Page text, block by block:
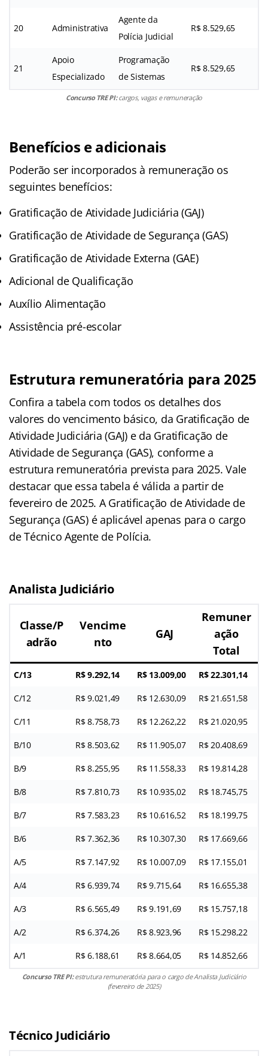
20 Administrativa
Agente da
Polícia Judicial
R$ 8.529,65
21
Apoio
Especializado
Programação
de Sistemas
R$ 8.529,65
Concurso TRE PI:cargos, vagas e remuneração
Benefícios e adicionais
Poderão ser incorporados à remuneração os
seguintes benefícios:
Gratificação de Atividade Judiciária (GAJ)
Gratificação de Atividade de Segurança (GAS)
Gratificação de Atividade Externa (GAE)
Adicional de Qualificação
Auxílio Alimentação
Assistência pré-escolar
Estrutura remuneratória para 2025
Confira a tabela com todos os detalhes dos
valores do vencimento básico, da Gratificação de
Atividade Judiciária (GAJ) e da Gratificação de
Atividade de Segurança (GAS), conforme a
estrutura remuneratória prevista para 2025. Vale
destacar que essa tabela é válida a partir de
fevereiro de 2025. A Gratificação de Atividade de
Segurança (GAS) é aplicável apenas para o cargo
de Técnico Agente de Polícia.
Analista Judiciário
Classe/P
adrão
Vencime
nto
GAJ
Remuner
ação
Total
C/13 R$ 9.292,14 R$ 13.009,00 R$ 22.301,14
C/12 R$ 9.021,49 R$ 12.630,09 R$ 21.651,58
C/11 R$ 8.758,73 R$ 12.262,22 R$ 21.020,95
B/10 R$ 8.503,62 R$ 11.905,07 R$ 20.408,69
B/9 R$ 8.255,95 R$ 11.558,33 R$ 19.814,28
B/8 R$ 7.810,73 R$ 10.935,02 R$ 18.745,75
B/7 R$ 7.583,23 R$ 10.616,52 R$ 18.199,75
B/6 R$ 7.362,36 R$ 10.307,30 R$ 17.669,66
A/5 R$ 7.147,92 R$ 10.007,09 R$ 17.155,01
A/4 R$ 6.939,74 R$ 9.715,64 R$ 16.655,38
A/3 R$ 6.565,49 R$ 9.191,69 R$ 15.757,18
A/2 R$ 6.374,26 R$ 8.923,96 R$ 15.298,22
A/1 R$ 6.188,61 R$ 8.664,05 R$ 14.852,66
Concurso TRE PI:estrutura remuneratória para o cargo de Analista Judiciário
(fevereiro de 2025)
Técnico Judiciário